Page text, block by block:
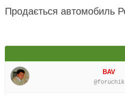
Продається автомобиль
BAV
@foruchik